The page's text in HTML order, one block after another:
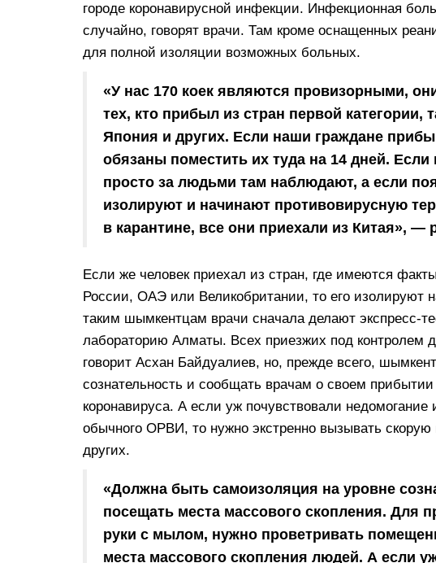
городе коронавирусной инфекции. Инфекционная
случайно, говорят врачи. Там кроме оснащенных
для полной изоляции возможных больных.
«У нас 170 коек являются провизорными,
тех, кто прибыл из стран первой категории,
Япония и других. Если наши граждане
обязаны поместить их туда на 14 дней. Если
просто за людьми там наблюдают, а если
изолируют и начинают противовирусную
в карантине, все они приехали из Китая», —
Если же человек приехал из стран, где имеются
России, ОАЭ или Великобритании, то его изолируют
таким шымкентцам врачи сначала делают экспресс-
лабораторию Алматы. Всех приезжих под контролем
говорит Асхан Байдуалиев, но, прежде всего,
сознательность и сообщать врачам о своем
коронавируса. А если уж почувствовали
обычного ОРВИ, то нужно экстренно вызывать
других.
«Должна быть самоизоляция на уровне
посещать места массового скопления. Для
руки с мылом, нужно проветривать
места массового скопления людей. А если